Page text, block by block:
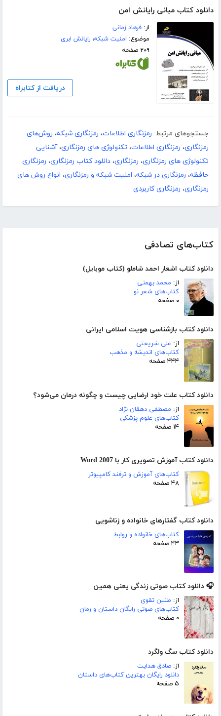
کتاب‌های تصادفی
دانلود کتاب اشعار احمد شاملو (کتاب موبایل)
از: محمد بهمنی
کتاب‌های شعر نو
۰ صفحه
دانلود کتاب بازشناسی هویت اسلامی ایرانی
از: علی شریعتی
کتاب‌های اندیشه و مذهب
۴۴۴ صفحه
دانلود کتاب علت خود ارضایی چیست و چگونه درمان می‌شود؟
از: مصطفی دهقان نژاد
کتاب‌های علوم پزشکی
۱۴ صفحه
دانلود کتاب آموزش تصویری کار با Word 2007
کتاب‌های آموزش و ترفند کامپیوتر
۴۸ صفحه
دانلود کتاب گفتارهای خانواده و زناشویی
کتاب‌های خانواده و روابط
۴۳ صفحه
🎧 دانلود کتاب صوتی زندگی یعنی همین
از: طنین تقوی
کتاب‌های صوتی رایگان داستان و رمان
۰ صفحه
دانلود کتاب سگ ولگرد
از: صادق هدایت
دانلود رایگان بهترین کتاب‌های داستان
۵ صفحه
دانلود کتاب مبانی رایانش امن
از:فرهاد زمانی
موضوع: امنیت شبکه،رایانش ابری
۲۰۹ صفحه
دریافت از کتابراه
جستجوهای مرتبط: رمزنگاری اطلاعات، رمزنگاری شبکه، روش‌های
رمزنگاری، رمزنگاری اطلاعات، تکنولوژی های رمزنگاری،آشنایی
تکنولوژی های رمزنگاری، رمزنگاری، دانلود کتاب رمزنگاری، رمزنگاری
حافظه، رمزنگاری در شبکه، امنیت شبکه و رمزنگاری، انواع روش های
رمزنگاری، رمزنگاری کاربردی